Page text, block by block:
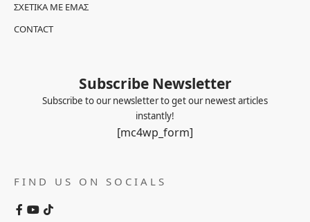
ΣΧΕΤΙΚΆ ΜΕ ΕΜΆΣ
CONTACT
Subscribe Newsletter
Subscribe to our newsletter to get our newest articles
instantly!
[mc4wp_form]
FIND US ON SOCIALS